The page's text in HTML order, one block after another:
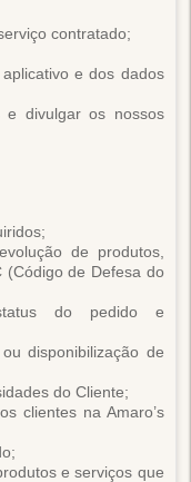
contratado;
e dos dados
divulgar os nossos
de produtos,
(Código de Defesa do
do pedido e
disponibilização de
do Cliente;
clientes na Amaro’s
e serviços que